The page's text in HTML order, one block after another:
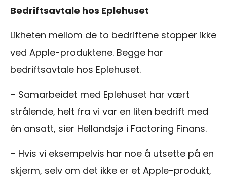
Bedriftsavtale hos Eplehuset
Likheten mellom de to bedriftene stopper ikke
ved Apple-produktene. Begge har
bedriftsavtale hos Eplehuset.
– Samarbeidet med Eplehuset har vært
strålende, helt fra vi var en liten bedrift med
én ansatt, sier Hellandsjø i Factoring Finans.
– Hvis vi eksempelvis har noe å utsette på en
skjerm, selv om det ikke er et Apple-produkt,